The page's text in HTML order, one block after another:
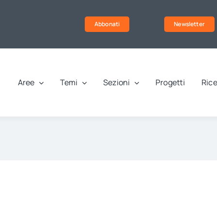
Abbonati Newsletter
Aree Temi Sezioni Progetti